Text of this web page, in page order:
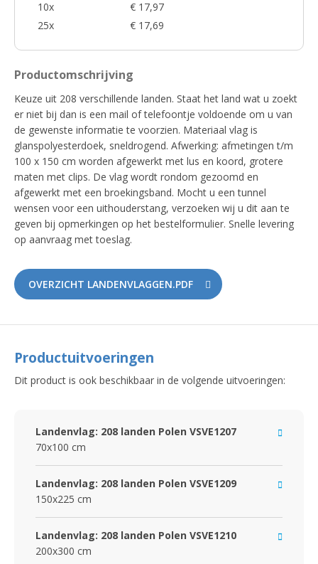
10x
€ 17,97
25x
€ 17,69
Productomschrijving
Keuze uit 208 verschillende landen. Staat het land wat u zoekt
er niet bij dan is een mail of telefoontje voldoende om u van
de gewenste informatie te voorzien. Materiaal vlag is
glanspolyesterdoek, sneldrogend. Afwerking: afmetingen t/m
100 x 150 cm worden afgewerkt met lus en koord, grotere
maten met clips. De vlag wordt rondom gezoomd en
afgewerkt met een broekingsband. Mocht u een tunnel
wensen voor een uithouderstang, verzoeken wij u dit aan te
geven bij opmerkingen op het bestelformulier. Snelle levering
op aanvraag met toeslag.
OVERZICHT LANDENVLAGGEN.PDF
Productuitvoeringen
Dit product is ook beschikbaar in de volgende uitvoeringen:
Landenvlag: 208 landen Polen VSVE1207
70x100 cm
Landenvlag: 208 landen Polen VSVE1209
150x225 cm
Landenvlag: 208 landen Polen VSVE1210
200x300 cm